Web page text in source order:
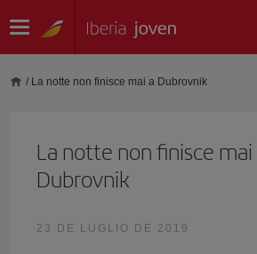
/ La notte non finisce mai a Dubrovnik
La notte non finisce mai
Dubrovnik
23 DE LUGLIO DE 2019